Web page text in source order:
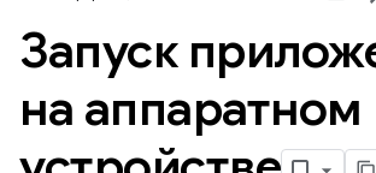
Запуск
на аппаратном